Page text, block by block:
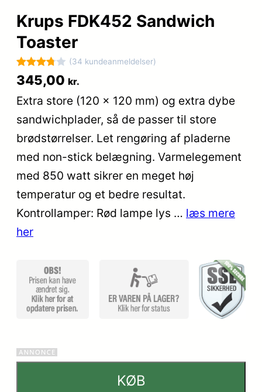
Krups FDK452 Sandwich
Toaster
Bedømt
3.8ud af
5
baseret
34
kundebed
ømmels
er
(34 kundeanmeldelser)
345,00 kr.
Extra store (120 x 120 mm) og extra dybe
sandwichplader, så de passer til store
brødstørrelser. Let rengøring af pladerne
med non-stick belægning. Varmelegement
med 850 watt sikrer en meget høj
temperatur og et bedre resultat.
Kontrollamper: Rød lampe lys … læs mere
her
KØB